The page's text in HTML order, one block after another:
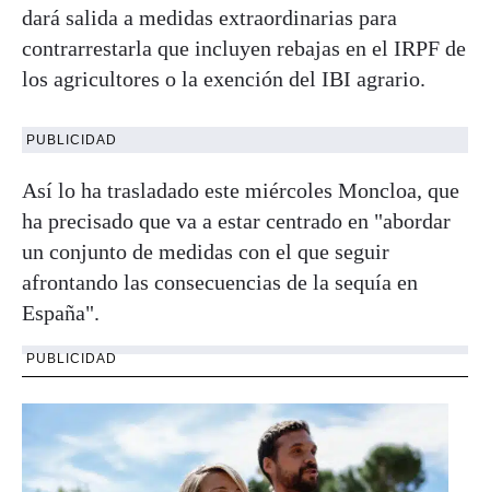
dará salida a medidas extraordinarias para
contrarrestarla que incluyen rebajas en el IRPF de
los agricultores o la exención del IBI agrario.
PUBLICIDAD
Así lo ha trasladado este miércoles Moncloa, que
ha precisado que va a estar centrado en "abordar
un conjunto de medidas con el que seguir
afrontando las consecuencias de la sequía en
España".
PUBLICIDAD